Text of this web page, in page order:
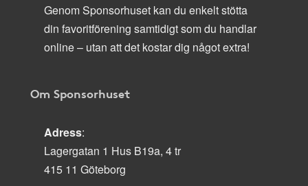
Genom Sponsorhuset kan du enkelt stötta
din favoritförening samtidigt som du handlar
online – utan att det kostar dig något extra!
Om Sponsorhuset
Adress:
Lagergatan 1 Hus B19a, 4 tr
415 11 Göteborg